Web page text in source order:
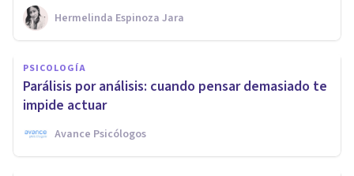
Hermelinda Espinoza Jara
PSICOLOGÍA
Parálisis por análisis: cuando pensar demasiado te
impide actuar
Avance Psicólogos